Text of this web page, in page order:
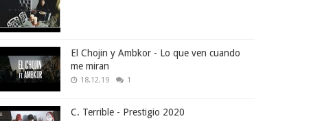
El Chojin y Ambkor - Lo que ven cuando
me miran
18.12.19 1
C. Terrible - Prestigio 2020